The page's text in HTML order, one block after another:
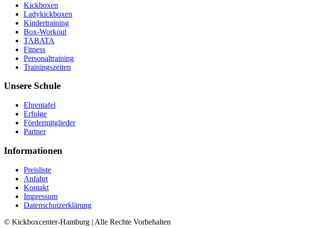
Kickboxen
Ladykickboxen
Kindertraining
Box-Workout
TABATA
Fitness
Personaltraining
Trainingszeiten
Unsere Schule
Ehrentafel
Erfolge
Fördermitglieder
Partner
Informationen
Preisliste
Anfahrt
Kontakt
Impressum
Datenschutzerklärung
© Kickboxcenter-Hamburg | Alle Rechte Vorbehalten